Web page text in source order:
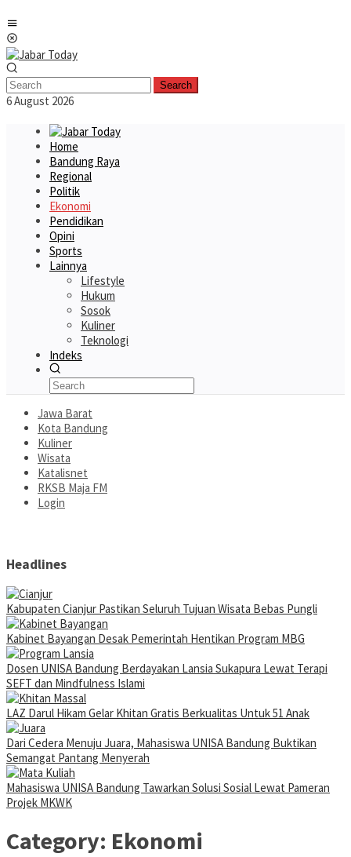
to
content
Search
6 August 2026
Home
Bandung Raya
Regional
Politik
Ekonomi
Pendidikan
Opini
Sports
Lainnya
Lifestyle
Hukum
Sosok
Kuliner
Teknologi
Indeks
Jawa Barat
Kota Bandung
Kuliner
Wisata
Katalisnet
RKSB Maja FM
Login
Headlines
Kabupaten Cianjur Pastikan Seluruh Tujuan Wisata Bebas Pungli
Kabinet Bayangan Desak Pemerintah Hentikan Program MBG
Dosen UNISA Bandung Berdayakan Lansia Sukapura Lewat Terapi
SEFT dan Mindfulness Islami
LAZ Darul Hikam Gelar Khitan Gratis Berkualitas Untuk 51 Anak
Dari Cedera Menuju Juara, Mahasiswa UNISA Bandung Buktikan
Semangat Pantang Menyerah
Mahasiswa UNISA Bandung Tawarkan Solusi Sosial Lewat Pameran
Projek MKWK
Category: Ekonomi